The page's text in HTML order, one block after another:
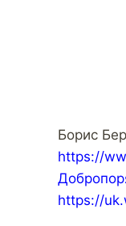
Борис
https://
https://